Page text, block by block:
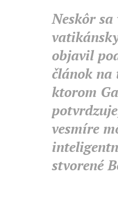
Neskôr
objavil
článok na
ktorom
vesmíre
stvorené